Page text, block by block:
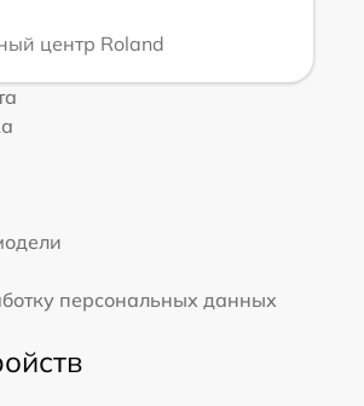
центр Roland
персональных данных